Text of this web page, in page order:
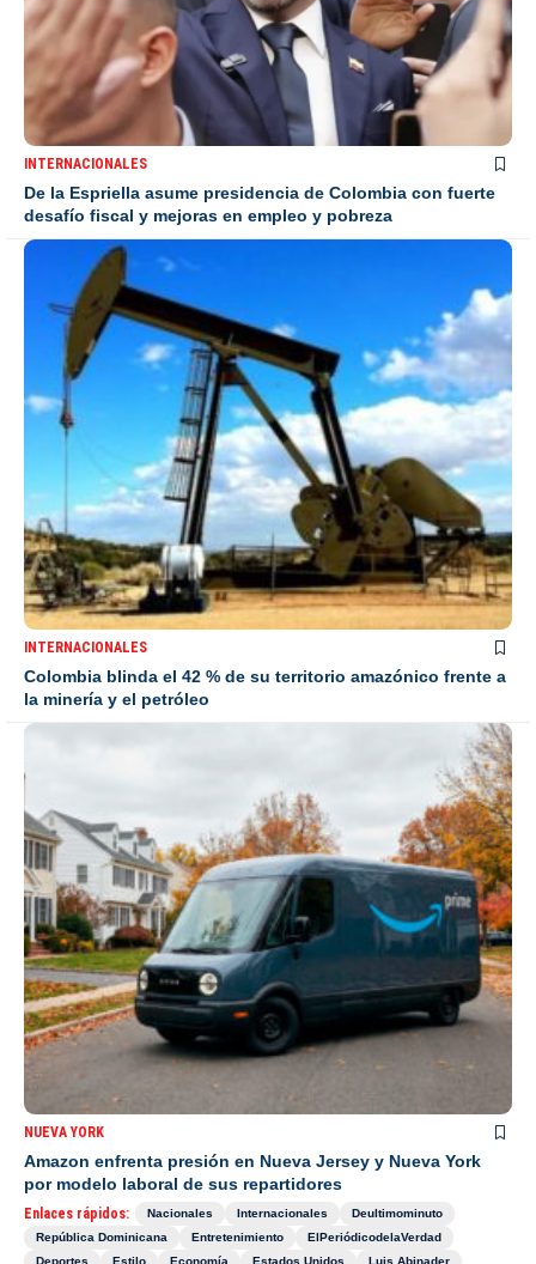
INTERNACIONALES
De la Espriella asume presidencia de Colombia con fuerte
desafío fiscal y mejoras en empleo y pobreza
INTERNACIONALES
Colombia blinda el 42 % de su territorio amazónico frente a
la minería y el petróleo
NUEVA YORK
Amazon enfrenta presión en Nueva Jersey y Nueva York
por modelo laboral de sus repartidores
Enlaces rápidos: Nacionales Internacionales
Deultimominuto
República Dominicana
Entretenimiento
ElPeriódicodelaVerdad
Deportes
Estilo Economía Estados Unidos
Luis Abinader